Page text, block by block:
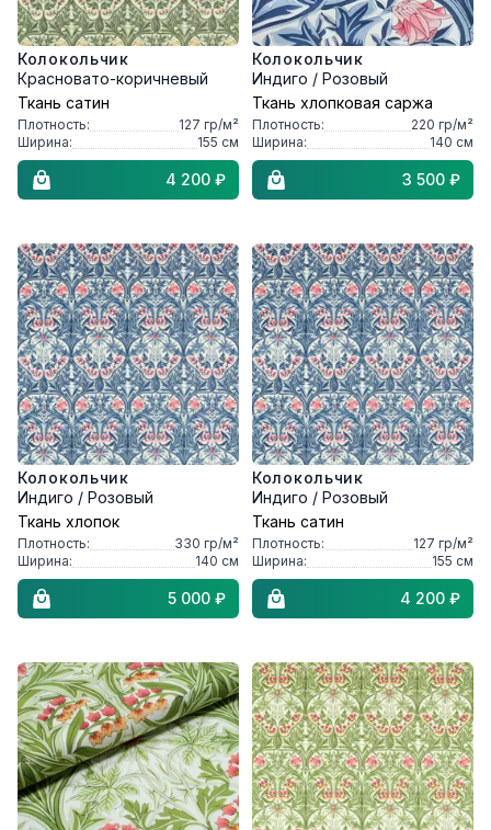
Колокольчик
Красновато-коричневый
Ткань сатин
Плотность: 127 гр/м²
Ширина:
155 см
4 200 ₽
Колокольчик
Индиго / Розовый
Ткань хлопковая саржа
Плотность: 220 гр/м²
Ширина:
140 см
3 500 ₽
Колокольчик
Индиго / Розовый
Ткань хлопок
Плотность: 330 гр/м²
Ширина:
140 см
5 000 ₽
Колокольчик
Индиго / Розовый
Ткань сатин
Плотность: 127 гр/м²
Ширина:
155 см
4 200 ₽